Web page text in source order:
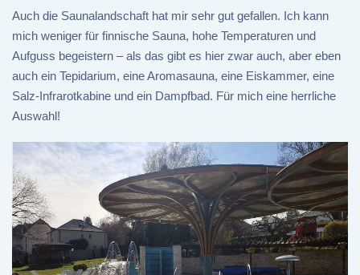
Auch die Saunalandschaft hat mir sehr gut gefallen. Ich kann
mich weniger für finnische Sauna, hohe Temperaturen und
Aufguss begeistern – als das gibt es hier zwar auch, aber eben
auch ein Tepidarium, eine Aromasauna, eine Eiskammer, eine
Salz-Infrarotkabine und ein Dampfbad. Für mich eine herrliche
Auswahl!